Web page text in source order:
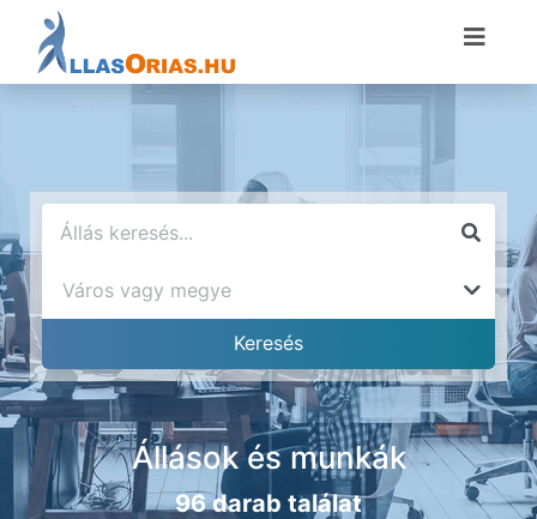
Állások és munkák
96 darab találat